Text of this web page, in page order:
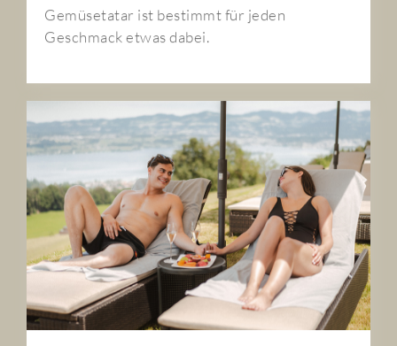
Gemüsetatar ist bestimmt für jeden
Geschmack etwas dabei.